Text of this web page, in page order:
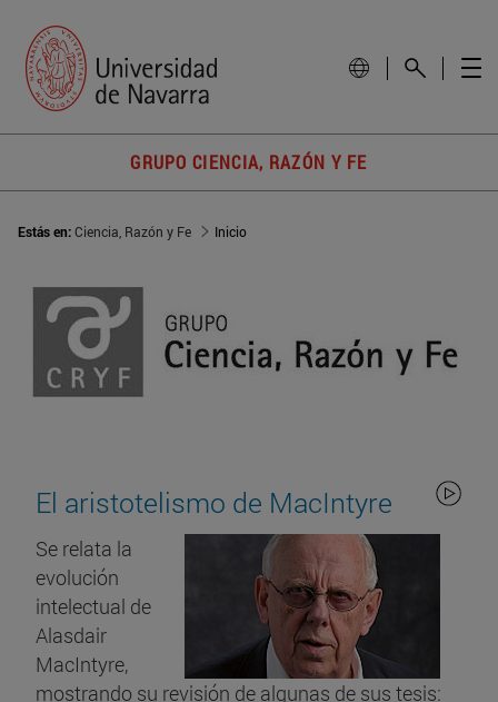
GRUPO CIENCIA, RAZÓN Y FE
Estás en:Ciencia, Razón y Fe Inicio
El aristotelismo de MacIntyre
Se relata la
evolución
intelectual de
Alasdair
MacIntyre,
mostrando su revisión de algunas de sus tesis: